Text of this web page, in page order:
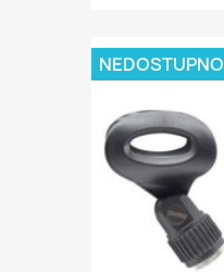
NEDOSTUPNO